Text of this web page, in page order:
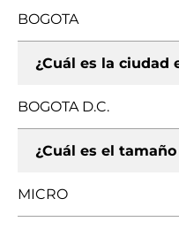
BOGOTA
¿Cuál es la ciudad
BOGOTA D.C.
¿Cuál es el
MICRO